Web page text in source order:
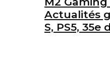
Actualités
S, PS5, 35e